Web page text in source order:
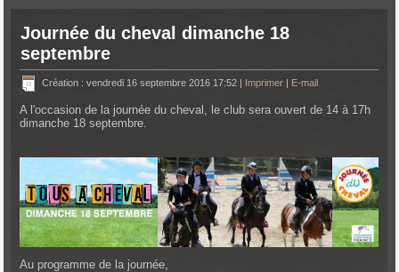
Journée du cheval dimanche 18
septembre
Création : vendredi 16 septembre 2016 17:52 | Imprimer | E-mail
A l'occasion de la journée du cheval, le club sera ouvert de 14 à 17h
dimanche 18 septembre.
Au programme de la journée,